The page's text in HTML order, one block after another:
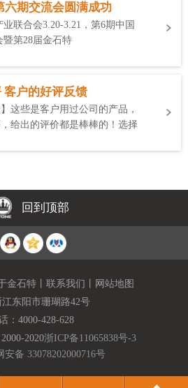
六期交流会圆满成功
联合会3.20-3.21，第6期中国
暨第28届金石特
客户的好评反馈
】这些是客户用过公司的产品，
给出的评价都是棒棒的！选择
回到顶部
金石特 联系我们
网站地图
东阳市珊瑚路42号
： 4000-428-628
2020浙ICP备11065838号-3
安备 33078202000716号